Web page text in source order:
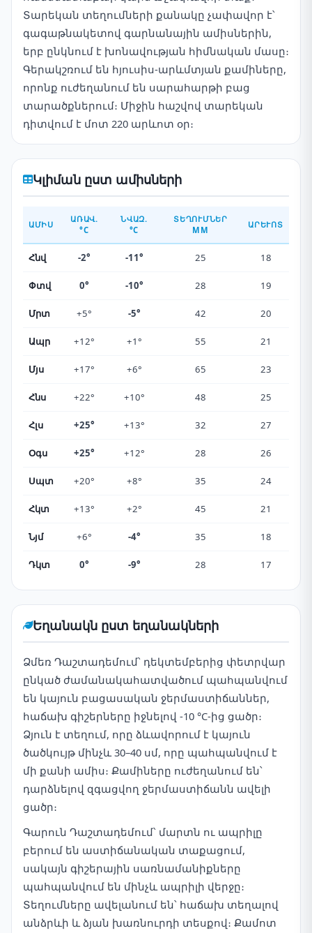
Տարեկան տեղումների քանակը չափավոր է՝
գագաթնակետով գարնանային ամիսներին,
երբ ընկնում է խոնավության հիմնական մասը։
Գերակշռում են հյուսիս-արևմտյան քամիները,
որոնք ուժեղանում են սարահարթի բաց
տարածքներում։ Միջին հաշվով տարեկան
դիտվում է մոտ 220 արևոտ օր։
Կլիման ըստ ամիսների
ԱՄԻՍ
ԱՌԱՎ.
°C
ՆՎԱԶ.
°C
ՏԵՂՈՒՄՆԵՐ
ММ
ԱՐԵՒՈՏ
Հնվ -2° -11° 25 18
Փտվ 0° -10° 28 19
Մրտ +5° -5° 42 20
Ապր +12° +1° 55 21
Մյս +17° +6° 65 23
Հնս +22° +10° 48 25
Հլս +25° +13° 32 27
Օգս +25° +12° 28 26
Սպտ +20° +8° 35 24
Հկտ +13° +2° 45 21
Նյմ +6° -4° 35 18
Դկտ 0° -9° 28 17
Եղանակն ըստ եղանակների
Ձմեռ Դաշտադեմում՝ դեկտեմբերից փետրվար
ընկած ժամանակահատվածում պահպանվում
են կայուն բացասական ջերմաստիճաններ,
հաճախ գիշերները իջնելով -10 °C-ից ցածր։
Ձյուն է տեղում, որը ձևավորում է կայուն
ծածկույթ մինչև 30–40 սմ, որը պահպանվում է
մի քանի ամիս։ Քամիները ուժեղանում են՝
դարձնելով զգացվող ջերմաստիճանն ավելի
ցածր։
Գարուն Դաշտադեմում՝ մարտն ու ապրիլը
բերում են աստիճանական տաքացում,
սակայն գիշերային սառնամանիքները
պահպանվում են մինչև ապրիլի վերջը։
Տեղումները ավելանում են՝ հաճախ տեղալով
անձրևի և ձյան խառնուրդի տեսքով։ Քամոտ